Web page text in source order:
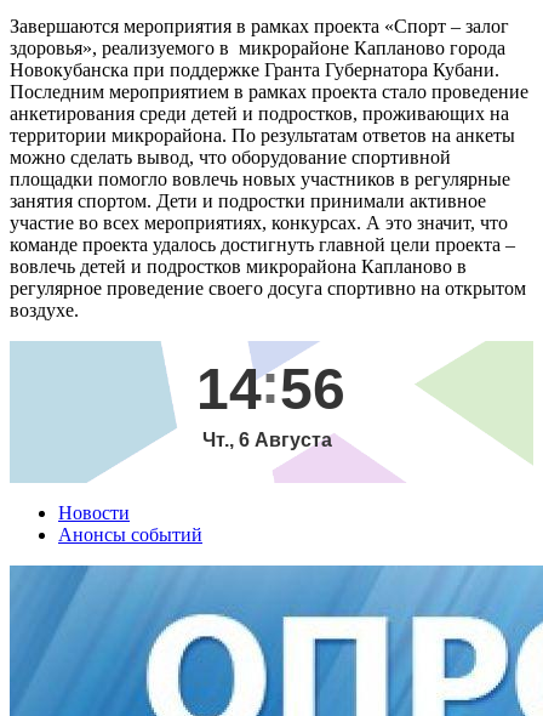
Завершаются мероприятия в рамках проекта «Спорт – залог
здоровья», реализуемого в микрорайоне Капланово города
Новокубанска при поддержке Гранта Губернатора Кубани.
Последним мероприятием в рамках проекта стало проведение
анкетирования среди детей и подростков, проживающих на
территории микрорайона. По результатам ответов на анкеты
можно сделать вывод, что оборудование спортивной
площадки помогло вовлечь новых участников в регулярные
занятия спортом. Дети и подростки принимали активное
участие во всех мероприятиях, конкурсах. А это значит, что
команде проекта удалось достигнуть главной цели проекта –
вовлечь детей и подростков микрорайона Капланово в
регулярное проведение своего досуга спортивно на открытом
воздухе.
14 56
Чт., 6 Августа
Новости
Анонсы событий